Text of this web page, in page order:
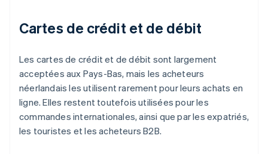
Cartes de crédit et de débit
Les cartes de crédit et de débit sont largement
acceptées aux Pays-Bas, mais les acheteurs
néerlandais les utilisent rarement pour leurs achats en
ligne. Elles restent toutefois utilisées pour les
commandes internationales, ainsi que par les expatriés,
les touristes et les acheteurs B2B.